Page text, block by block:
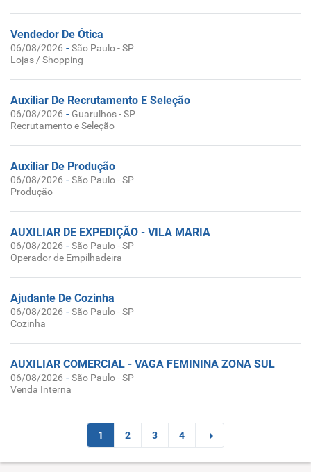
Vendedor De Ótica
06/08/2026 -São Paulo - SP
Lojas / Shopping
Auxiliar De Recrutamento E Seleção
06/08/2026 - Guarulhos - SP
Recrutamento e Seleção
Auxiliar De Produção
06/08/2026 -São Paulo - SP
Produção
AUXILIAR DE EXPEDIÇÃO - VILA MARIA
06/08/2026 -São Paulo - SP
Operador de Empilhadeira
Ajudante De Cozinha
06/08/2026 -São Paulo - SP
Cozinha
AUXILIAR COMERCIAL - VAGA FEMININA ZONA SUL
06/08/2026 -São Paulo - SP
Venda Interna
1 2 3 4